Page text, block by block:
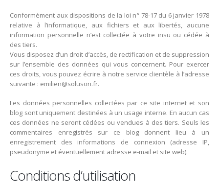
Conformément aux dispositions de la loi n° 78-17 du 6 janvier 1978
relative à l’informatique, aux fichiers et aux libertés, aucune
information personnelle n’est collectée à votre insu ou cédée à
des tiers.
Vous disposez d’un droit d’accès, de rectification et de suppression
sur l’ensemble des données qui vous concernent. Pour exercer
ces droits, vous pouvez écrire à notre service clientèle à l’adresse
suivante : emilien@soluson.fr.
Les données personnelles collectées par ce site internet et son
blog sont uniquement destinées à un usage interne. En aucun cas
ces données ne seront cédées ou vendues à des tiers. Seuls les
commentaires enregistrés sur ce blog donnent lieu à un
enregistrement des informations de connexion (adresse IP,
pseudonyme et éventuellement adresse e-mail et site web).
Conditions d’utilisation